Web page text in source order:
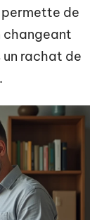
permette de
changeant
rachat de